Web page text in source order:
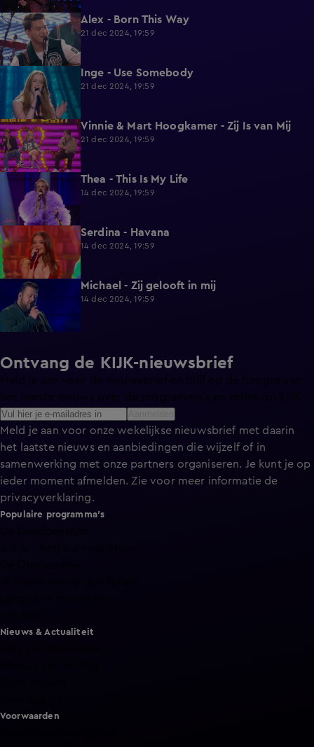
2:15 Alex - Born This Way
21 dec 2024, 19:59
2:30 Inge - Use Somebody
21 dec 2024, 19:59
2:28 Vinnie & Mart Hoogkamer - Zij Is van Mij
21 dec 2024, 19:59
2:35 Thea - This Is My Life
14 dec 2024, 19:59
2:18 Serdina - Havana
14 dec 2024, 19:59
2:50 Michael - Zij gelooft in mij
14 dec 2024, 19:59
Ontvang de KIJK-nieuwsbrief
Meld je aan voor de nieuwsbrief en blijf op de hoogte van
Meld je aan voor onze wekelijkse nieuwsbrief met daarin
het laatste nieuws en aanbiedingen die wijzelf of in
samenwerking met onze partners organiseren. Je kunt je op
ieder moment afmelden. Zie voor meer informatie de
privacyverklaring.
Populaire programma's
Nieuws & Actualiteit
Voorwaarden